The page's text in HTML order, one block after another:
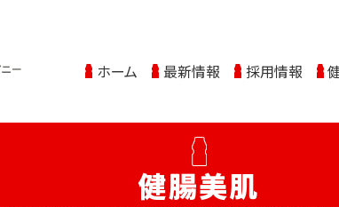
ホーム 最新情報 採用情報
健腸美肌